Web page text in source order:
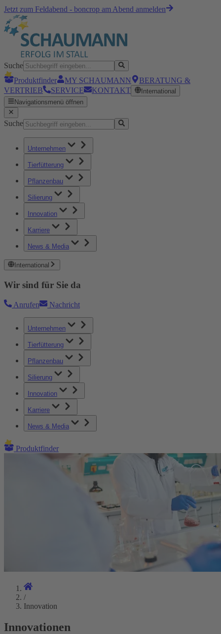
Jetzt zum Feldabend - boncrop am Abend anmelden
Suche
Produktfinder
MY SCHAUMANN
BERATUNG &
VERTRIEB
SERVICE KONTAKT
International
Navigationsmenü öffnen
Suche
Unternehmen
Tierfütterung
Pflanzenbau
Silierung
Innovation
Karriere
News & Media
International
Wir sind für Sie da
Anrufen Nachricht
Unternehmen
Tierfütterung
Pflanzenbau
Silierung
Innovation
Karriere
News & Media
Produktfinder
/
Innovation
Innovationen